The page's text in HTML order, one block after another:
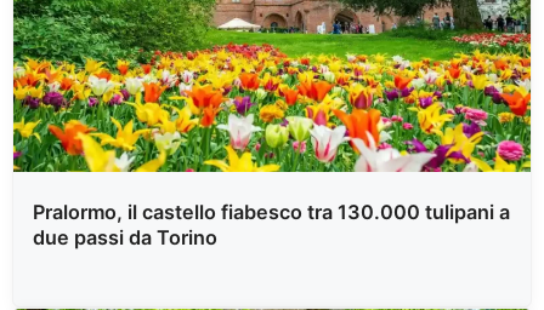
Pralormo, il castello fiabesco tra 130.000 tulipani a
due passi da Torino